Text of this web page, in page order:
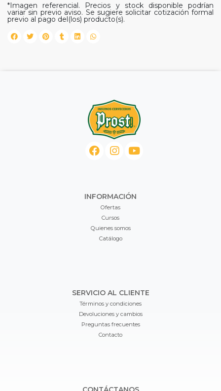
*Imagen referencial. Precios y stock disponible podrían
variar sin previo aviso. Se sugiere solicitar cotización formal
previo al pago del(los) producto(s).
INFORMACIÓN
Ofertas
Cursos
Quienes somos
Catálogo
SERVICIO AL CLIENTE
Términos y condiciones
Devoluciones y cambios
Preguntas frecuentes
Contacto